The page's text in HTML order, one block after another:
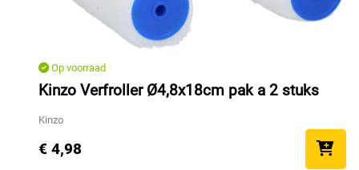
Op voorraad
Kinzo Verfroller Ø4,8x18cm pak a 2 stuks
Kinzo
€ 4,98